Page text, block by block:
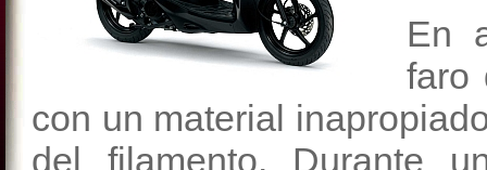
En
faro
con un material
del filamento. Durante